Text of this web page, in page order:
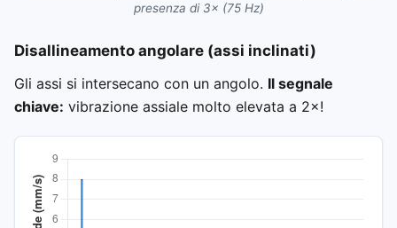
presenza di 3× (75 Hz)
Disallineamento angolare (assi inclinati)
Gli assi si intersecano con un angolo. Il segnale
chiave: vibrazione assiale molto elevata a 2×!